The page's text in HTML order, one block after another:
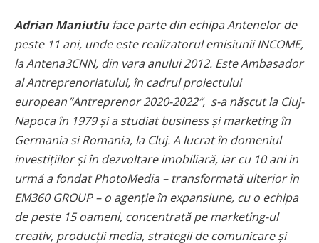
Adrian Maniutiuface parte din echipa Antenelor de
peste 11 ani, unde este realizatorul emisiunii INCOME,
la Antena3CNN, din vara anului 2012. Este Ambasador
al Antreprenoriatului, în cadrul proiectului
european ”Antreprenor 2020-2022″, s-a născut la Cluj-
Napoca în 1979 și a studiat business și marketing în
Germania si Romania, la Cluj. A lucrat în domeniul
investițiilor și în dezvoltare imobiliară, iar cu 10 ani in
urmă a fondat PhotoMedia – transformată ulterior în
EM360 GROUP – o agenție în expansiune, cu o echipa
de peste 15 oameni, concentrată pe marketing-ul
creativ, producții media, strategii de comunicare și